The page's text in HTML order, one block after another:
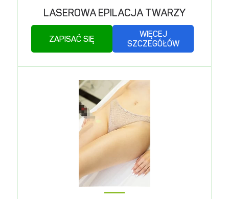
LASEROWA EPILACJA TWARZY
ZAPISAĆ SIĘ
WIĘCEJ
SZCZEGÓŁÓW